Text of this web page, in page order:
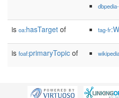
is oa:hasTarget of tag-fr
is foaf:primaryTopic of